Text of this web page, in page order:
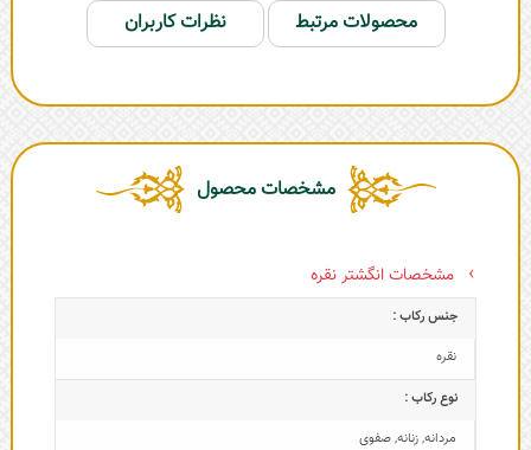
محصولات مرتبط
نظرات کاربران
مشخصات محصول
مشخصات انگشتر نقره
جنس رکاب :
نقره
نوع رکاب :
مردانه,زنانه,صفوی